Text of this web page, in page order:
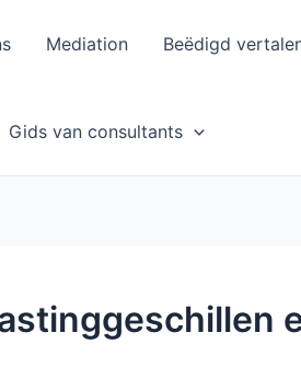
Mediation Beëdigd
Gids van consultants